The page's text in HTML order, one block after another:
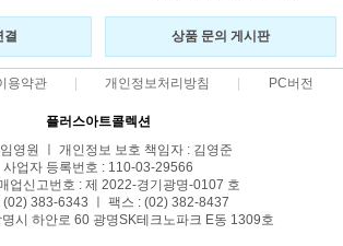
결 상품 문의 게시판
용약관 개인정보처리방침 PC버전
플러스아트콜렉션
영원 ㅣ 개인정보 보호 책임자 : 김영준
사업자 등록번호 : 110-03-29566
업신고번호 : 제 2022-경기광명-0107 호
(02) 383-6343 ㅣ 팩스 : (02) 382-8437
명시 하안로 60 광명SK테크노파크 E동 1309호